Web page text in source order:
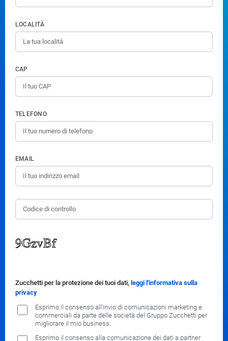
LOCALITÀ
CAP
TELEFONO
EMAIL
Zucchetti per la protezione dei tuoi dati, leggi l'informativa sulla
privacy
Esprimo il consenso all'invio di comunicazioni marketing e
commerciali da parte delle società del Gruppo Zucchetti per
migliorare il mio business.
Esprimo il consenso alla comunicazione dei dati a partner